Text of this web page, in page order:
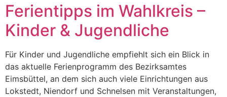
Ferientipps im Wahlkreis –
Kinder & Jugendliche
Für Kinder und Jugendliche empfiehlt sich ein Blick in
das aktuelle Ferienprogramm des Bezirksamtes
Eimsbüttel, an dem sich auch viele Einrichtungen aus
Lokstedt, Niendorf und Schnelsen mit Veranstaltungen,